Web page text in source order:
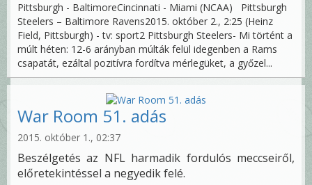
Pittsburgh - BaltimoreCincinnati - Miami (NCAA) Pittsburgh
Steelers – Baltimore Ravens2015. október 2., 2:25 (Heinz
Field, Pittsburgh) - tv: sport2 Pittsburgh Steelers- Mi történt a
múlt héten: 12-6 arányban múlták felül idegenben a Rams
csapatát, ezáltal pozitívra fordítva mérlegüket, a győzel...
War Room 51. adás
2015. október 1., 02:37
Beszélgetés az NFL harmadik fordulós meccseiről,
előretekintéssel a negyedik felé.